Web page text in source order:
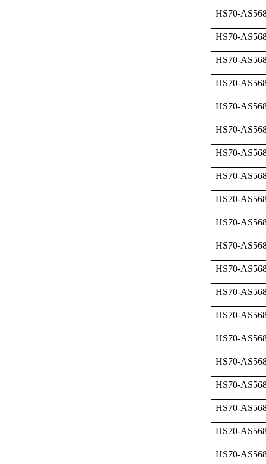
HS70-
HS70-
HS70-
HS70-
HS70-
HS70-
HS70-
HS70-
HS70-
HS70-
HS70-
HS70-
HS70-
HS70-
HS70-
HS70-
HS70-
HS70-
HS70-
HS70-